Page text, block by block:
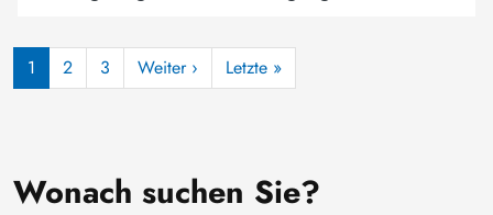
Seitennummerierung
1 2 3 Weiter › Nächste Seite
Letzte »Letzte Seite
Wonach suchen Sie?